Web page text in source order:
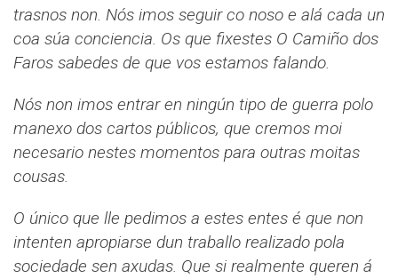
trasnos non. Nós imos seguir co noso e alá cada un
coa súa conciencia. Os que fixestes O Camiño dos
Faros sabedes de que vos estamos falando.
Nós non imos entrar en ningún tipo de guerra polo
manexo dos cartos públicos, que cremos moi
necesario nestes momentos para outras moitas
cousas.
O único que lle pedimos a estes entes é que non
intenten apropiarse dun traballo realizado pola
sociedade sen axudas. Que si realmente queren á